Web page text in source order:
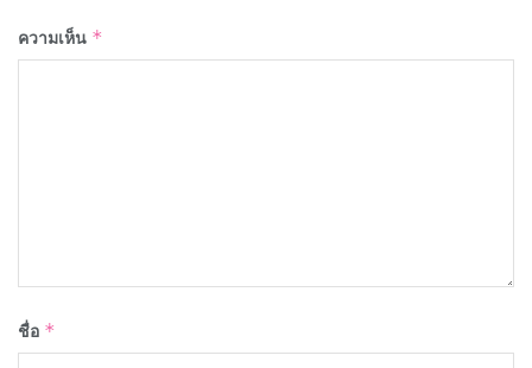
ความเห็น *
ชื่อ *